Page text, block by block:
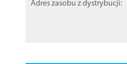
Adres zasobu z dystrybucji: